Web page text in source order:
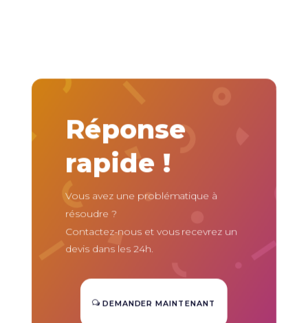
Réponse
rapide !
Vous avez une problématique à
résoudre ?
Contactez-nous et vous recevrez un
devis dans les 24h.
DEMANDER MAINTENANT